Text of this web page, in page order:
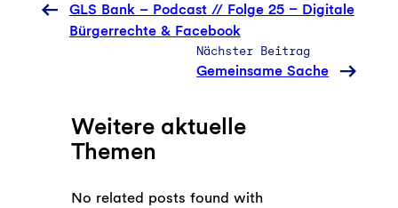
GLS Bank – Podcast // Folge 25 – Digitale
Bürgerrechte & Facebook
Nächster Beitrag
Gemeinsame Sache
Weitere aktuelle
Themen
No related posts found with